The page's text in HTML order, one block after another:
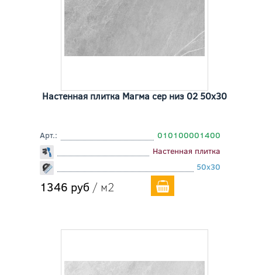
Настенная плитка Магма сер низ 02 50x30
Арт.:
010100001400
Настенная плитка
50x30
1346 руб / м2